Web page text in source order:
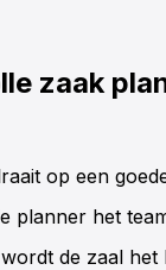
zaak
op een
planner het
de zaal het